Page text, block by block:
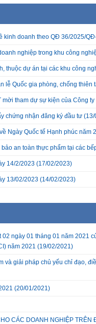
kinh doanh theo QĐ 36/2025/
nghiệp trong khu công
thuộc dự án tại các khu công
lễ Quốc gia phòng, chống thiên
tham dự sự kiện của Công
chứng nhận đăng ký đầu tư (13/
Ngày Quốc tế Hạnh phúc năm
an toàn thực phẩm tại các
14/2/2023 (17/02/2023)
13/02/2023 (14/02/2023)
ngày 01 tháng 01 năm 2021
năm 2021 (19/02/2021)
và giải pháp chủ yếu chỉ đạo,
(20/01/2021)
CÁC DOANH NGHIỆP